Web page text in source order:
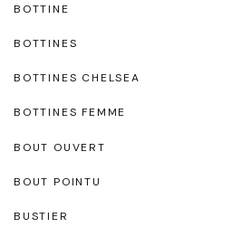
BOTTINE
BOTTINES
BOTTINES CHELSEA
BOTTINES FEMME
BOUT OUVERT
BOUT POINTU
BUSTIER